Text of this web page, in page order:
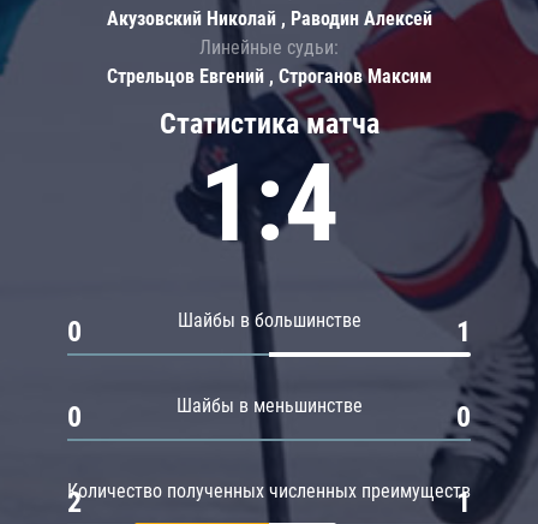
Статистика матча
1:4
Шайбы в большинстве
0 1
Шайбы в меньшинстве
0 0
Количество полученных численных преимуществ
2 1
Акузовский Николай , Раводин Алексей
Линейные судьи:
Стрельцов Евгений , Строганов Максим